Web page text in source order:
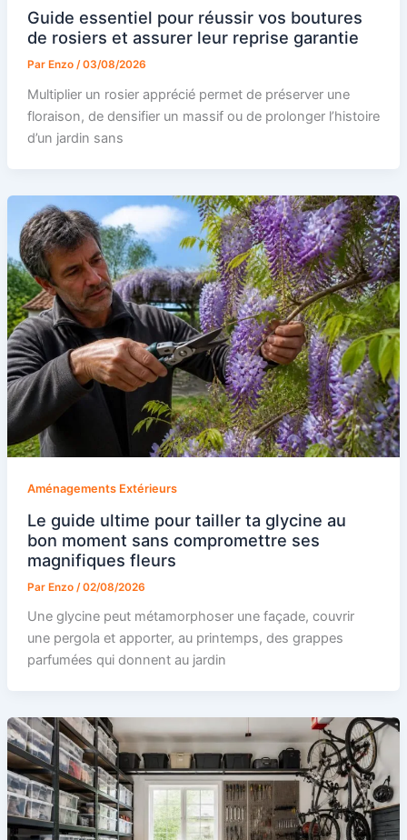
Guide essentiel pour réussir vos boutures
de rosiers et assurer leur reprise garantie
Par Enzo /03/08/2026
Multiplier un rosier apprécié permet de préserver une
floraison, de densifier un massif ou de prolonger l’histoire
d’un jardin sans
Aménagements Extérieurs
Le guide ultime pour tailler ta glycine au
bon moment sans compromettre ses
magnifiques fleurs
Par Enzo /02/08/2026
Une glycine peut métamorphoser une façade, couvrir
une pergola et apporter, au printemps, des grappes
parfumées qui donnent au jardin